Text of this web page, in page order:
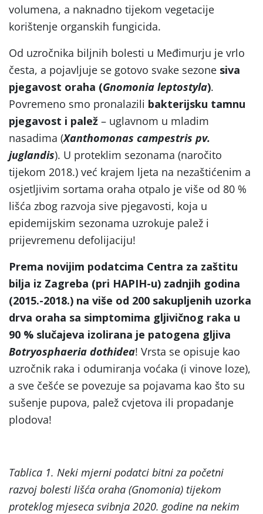
volumena, a naknadno tijekom vegetacije
korištenje organskih fungicida.
Od uzročnika biljnih bolesti u Međimurju je vrlo
česta, a pojavljuje se gotovo svake sezone siva
pjegavost oraha (Gnomonia leptostyla).
Povremeno smo pronalazili bakterijsku tamnu
pjegavost i palež – uglavnom u mladim
nasadima (Xanthomonas campestris pv.
juglandis). U proteklim sezonama (naročito
tijekom 2018.) već krajem ljeta na nezaštićenim a
osjetljivim sortama oraha otpalo je više od 80 %
lišća zbog razvoja sive pjegavosti, koja u
epidemijskim sezonama uzrokuje palež i
prijevremenu defolijaciju!
Prema novijim podatcima Centra za zaštitu
bilja iz Zagreba (pri HAPIH-u) zadnjih godina
(2015.-2018.) na više od 200 sakupljenih uzorka
drva oraha sa simptomima gljivičnog raka u
90 % slučajeva izolirana je patogena gljiva
Botryosphaeria dothidea! Vrsta se opisuje kao
uzročnik raka i odumiranja voćaka (i vinove loze),
a sve češće se povezuje sa pojavama kao što su
sušenje pupova, palež cvjetova ili propadanje
plodova!
Tablica 1. Neki mjerni podatci bitni za početni
razvoj bolesti lišća oraha (Gnomonia) tijekom
proteklog mjeseca svibnja 2020. godine na nekim